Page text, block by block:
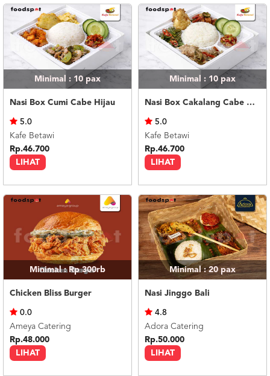
Minimal : 10pax
Nasi Box Cumi Cabe Hijau
LIHAT
5.0
Kafe Betawi
Rp.46.700
Minimal : 10pax
Nasi Box Cakalang Cabe Hijau
LIHAT
5.0
Kafe Betawi
Rp.46.700
Minimal : Rp 300rb
Chicken Bliss Burger
LIHAT
0.0
Ameya Catering
Rp.48.000
Minimal : 20pax
Nasi Jinggo Bali
LIHAT
4.8
Adora Catering
Rp.50.000